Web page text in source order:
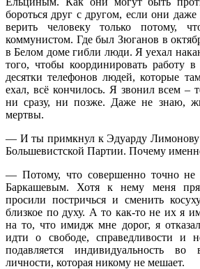
бороться друг с другом, если они
верить человеку только потому,
коммунистом. Где был Зюганов в
в Белом доме гибли люди. Я уехал
того, чтобы координировать
десятки телефонов людей, которые
ехал, всё кончилось. Я звонил всем –
ни сразу, ни позже. Даже не знаю,
мертвы.
— И ты примкнул к Эдуарду Лимонову
Большевистской Партии. Почему
— Потому, что совершенно точно не
Баркашевым. Хотя к нему меня
просили постричься и сменить
близкое по духу. А то как-то не их я
на то, что имидж мне дорог, я
идти о свободе, справедливости и
подавляется индивидуальность во
личности, которая никому не мешает.